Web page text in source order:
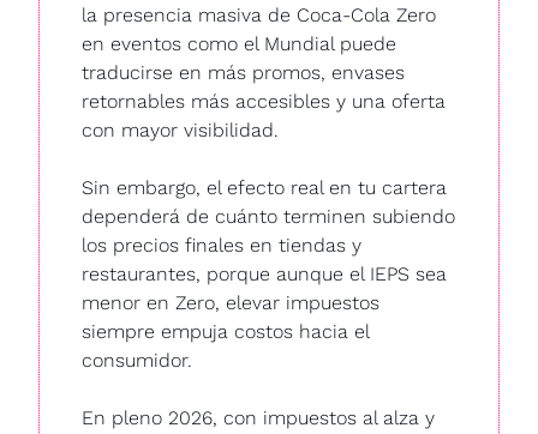
la presencia masiva de Coca-Cola Zero
en eventos como el Mundial puede
traducirse en más promos, envases
retornables más accesibles y una oferta
con mayor visibilidad.
Sin embargo, el efecto real en tu cartera
dependerá de cuánto terminen subiendo
los precios finales en tiendas y
restaurantes, porque aunque el IEPS sea
menor en Zero, elevar impuestos
siempre empuja costos hacia el
consumidor.
En pleno 2026, con impuestos al alza y